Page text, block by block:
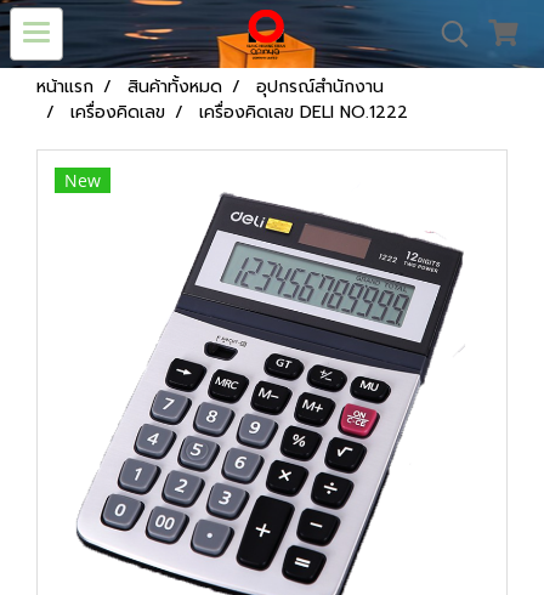
หน้าแรก สินค้าทั้งหมด
อุปกรณ์สำนักงาน
เครื่องคิดเลข
เครื่องคิดเลข DELI NO.1222
New